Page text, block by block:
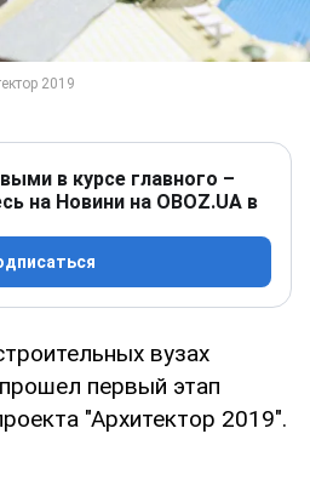
в курсе главного –
на Новини на OBOZ.UA в
вузах
первый этап
"Архитектор 2019".